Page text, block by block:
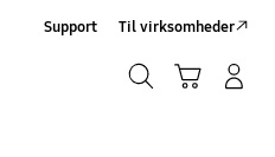
Support Til virksomheder